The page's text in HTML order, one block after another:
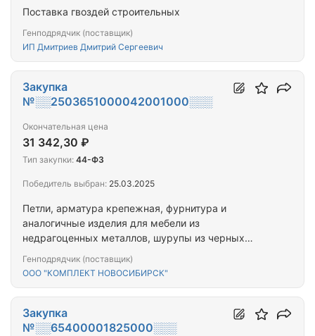
Поставка гвоздей строительных
Генподрядчик (поставщик)
ИП Дмитриев Дмитрий Сергеевич
Петли, арматура крепежная, фурнитура и
аналогичные изделия для мебели из
недрагоценных металлов, шурупы из черных
полосы (ленты) пластмассовые, неармированные
гайки из черных металлов, шайбы из черных
металлов, болты и винты из черных металлов,
гвозди толевые круглые
Генподрядчик (поставщик)
ООО "КОМПЛЕКТ НОВОСИБИРСК"
Закупка
№░░2503651000042001000░░░
Окончательная цена
31 342,30 ₽
Тип закупки: 44-ФЗ
Победитель выбран: 25.03.2025
Закупка
№░░65400001825000░░░